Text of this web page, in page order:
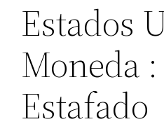
Estados
Moneda
Estafado